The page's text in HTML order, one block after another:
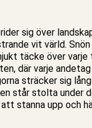
sig över
vit värld.
täcke över varje
där varje
sträcker sig
står stolta under
stanna upp och